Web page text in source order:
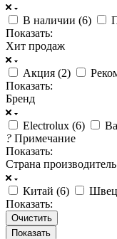
В наличии (6)
Показать:
Хит продаж
Акция (2)
Показать:
Бренд
Electrolux (6)
? Примечание
Показать:
Страна производитель
Китай (6)
Показать:
Очистить